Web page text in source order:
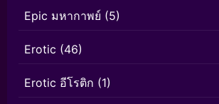
Epic มหากาพย์ (5)
Erotic (46)
Erotic อีโรติก (1)